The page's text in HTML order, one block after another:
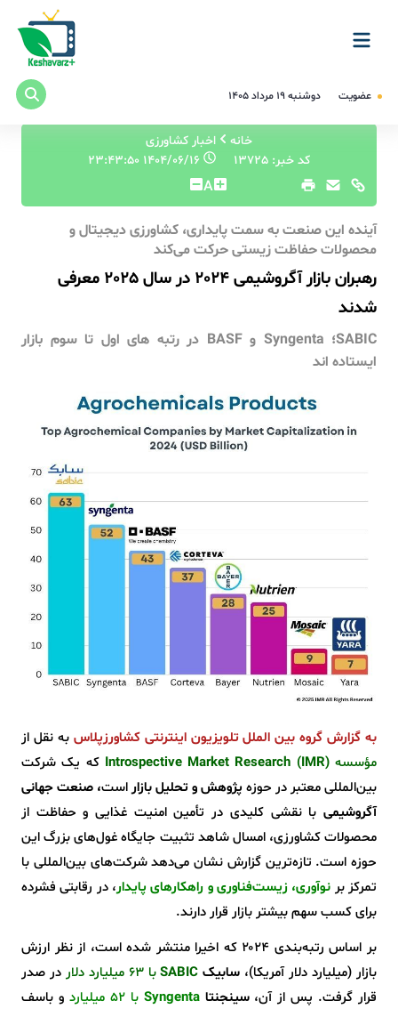
عضویت دوشنبه ۱۹ مرداد ۱۴۰۵
خانه
اخبار کشاورزی
کد خبر: 13725
۱۴۰۴/۰۶/۱۶ ۲۳:۴۳:۵۰
A
آینده این صنعت به سمت پایداری، کشاورزی دیجیتال و
محصولات حفاظت زیستی حرکت می‌کند
رهبران بازار آگروشیمی 2024 در سال 2025 معرفی
شدند
SABIC؛ Syngenta و BASF در رتبه های اول تا سوم بازار
ایستاده اند
به گزارش گروه بین الملل تلویزیون اینترنتی کشاورزپلاس به نقل از
مؤسسهIntrospective Market Research (IMR) که یک شرکت
بین‌المللی معتبر در حوزه پژوهش و تحلیل بازاراست، صنعت جهانی
آگروشیمی با نقشی کلیدی در تأمین امنیت غذایی و حفاظت از
محصولات کشاورزی، امسال شاهد تثبیت جایگاه غول‌های بزرگ این
حوزه است. تازه‌ترین گزارش نشان می‌دهد شرکت‌های بین‌المللی با
تمرکز بر نوآوری، زیست‌فناوری و راهکارهای پایدار، در رقابتی فشرده
برای کسب سهم بیشتر بازار قرار دارند.
بر اساس رتبه‌بندی ۲۰۲۴ که اخیرا منتشر شده است، از نظر ارزش
بازار (میلیارد دلار آمریکا)، سابیک SABICبا ۶۳ میلیارد دلار
در صدر
قرار گرفت. پس از آن،سینجنتا Syngenta با ۵۲ میلیارد و باسف